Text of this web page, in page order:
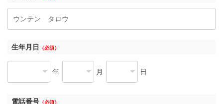
生年月日 （必須）
年 月 日
電話番号 （必須）